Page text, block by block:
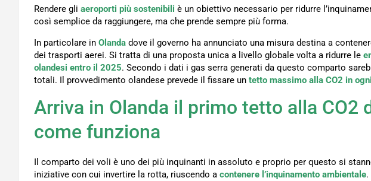
Rendere gli aeroporti più sostenibili è un obiettivo necessario per ridurre
così semplice da raggiungere, ma che prende sempre più forma.
In particolare in Olanda dove il governo ha annunciato una misura destina a
dei trasporti aerei. Si tratta di una proposta unica a livello globale volta a ridurre le
olandesi entro il 2025. Secondo i dati i gas serra generati da questo comparto
totali. Il provvedimento olandese prevede il fissare un tetto massimo alla CO2 in
Arriva in Olanda il primo tetto alla CO2
come funziona
Il comparto dei voli è uno dei più inquinanti in assoluto e proprio per questo si
iniziative con cui invertire la rotta, riuscendo a contenere l’inquinamento ambientale.